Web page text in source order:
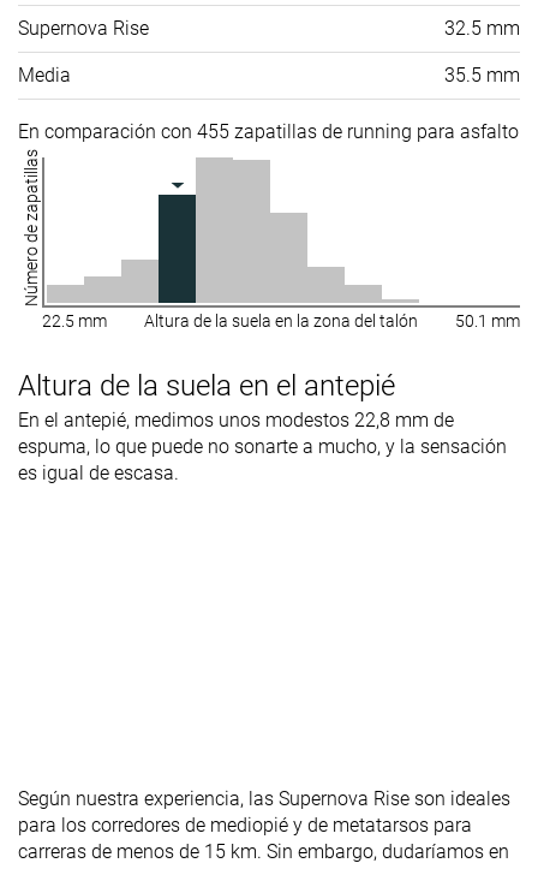
Supernova Rise 32.5 mm
Media 35.5 mm
En comparación con 455 zapatillas de running para asfalto
Número de zapatillas
22.5 mm Altura de la suela en la zona del talón 50.1 mm
Altura de la suela en el antepié
En el antepié, medimos unos modestos 22,8 mm de
espuma, lo que puede no sonarte a mucho, y la sensación
es igual de escasa.
Según nuestra experiencia, las Supernova Rise son ideales
para los corredores de mediopié y de metatarsos para
carreras de menos de 15 km. Sin embargo, dudaríamos en